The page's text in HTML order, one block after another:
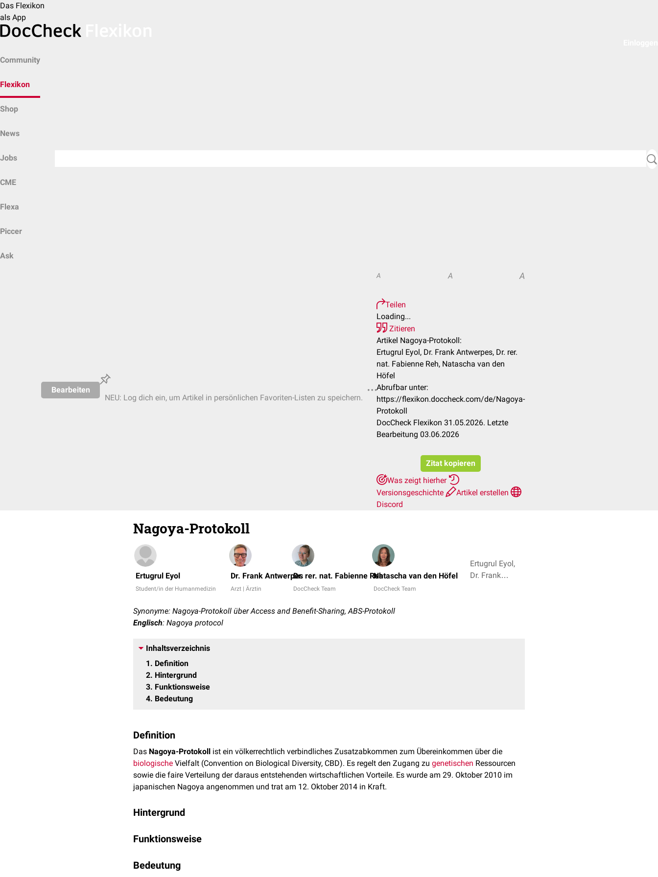
Das Flexikon
als App
Community
Flexikon
Shop
News
Jobs
CME
Flexa
Piccer
Ask
Bearbeiten
NEU: Log dich ein, um Artikel in persönlichen Favoriten-Listen zu speichern.
A A A
Teilen
Loading...
Zitieren
Artikel Nagoya-Protokoll:
Ertugrul Eyol, Dr. Frank Antwerpes, Dr. rer.
nat. Fabienne Reh, Natascha van den
Höfel
Abrufbar unter:
https://flexikon.doccheck.com/de/Nagoya-
Protokoll
DocCheck Flexikon 31.05.2026. Letzte
Bearbeitung 03.06.2026
Zitat kopieren
Was zeigt hierher
Versionsgeschichte
Artikel erstellen
Discord
Nagoya-Protokoll
Ertugrul Eyol
Student/in der Humanmedizin
Dr. Frank Antwerpes
Arzt | Ärztin
Dr. rer. nat. Fabienne Reh
DocCheck Team
Natascha van den Höfel
DocCheck Team
Ertugrul Eyol,
Dr. Frank
Synonyme: Nagoya-Protokoll über Access and Benefit-Sharing, ABS-Protokoll
Englisch: Nagoya protocol
Inhaltsverzeichnis
1
Definition
2 Hintergrund
3 Funktionsweise
4 Bedeutung
Definition
Das Nagoya-Protokoll ist ein völkerrechtlich verbindliches Zusatzabkommen zum Übereinkommen über die
biologische Vielfalt (Convention on Biological Diversity, CBD). Es regelt den Zugang zu genetischen Ressourcen
sowie die faire Verteilung der daraus entstehenden wirtschaftlichen Vorteile. Es wurde am 29. Oktober 2010 im
japanischen Nagoya angenommen und trat am 12. Oktober 2014 in Kraft.
Hintergrund
Nutzung genetischer Ressourcen entstehen. Dadurch soll ein Anreiz zur Erhaltung und nachhaltigen Nutzung der
Souveränität über genetische Ressourcen.
Funktionsweise
die Aufteilung der daraus entstehenden Vorteile werden zwischen dem bereitstellenden Staat und dem Nutzer
Bedeutung